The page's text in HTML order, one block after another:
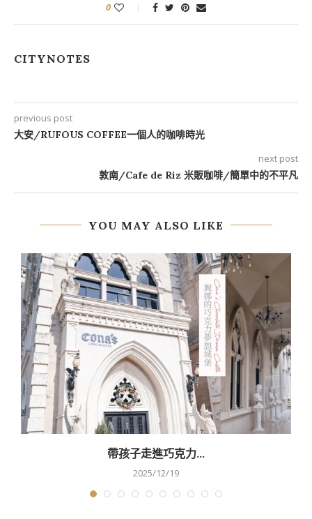
0
CITYNOTES
previous post
大安/RUFOUS COFFEE一個人的咖啡時光
next post
敦南/Cafe de Riz 米販咖啡/簡單中的不平凡
YOU MAY ALSO LIKE
帶孩子走進巧克力...
2025/12/19